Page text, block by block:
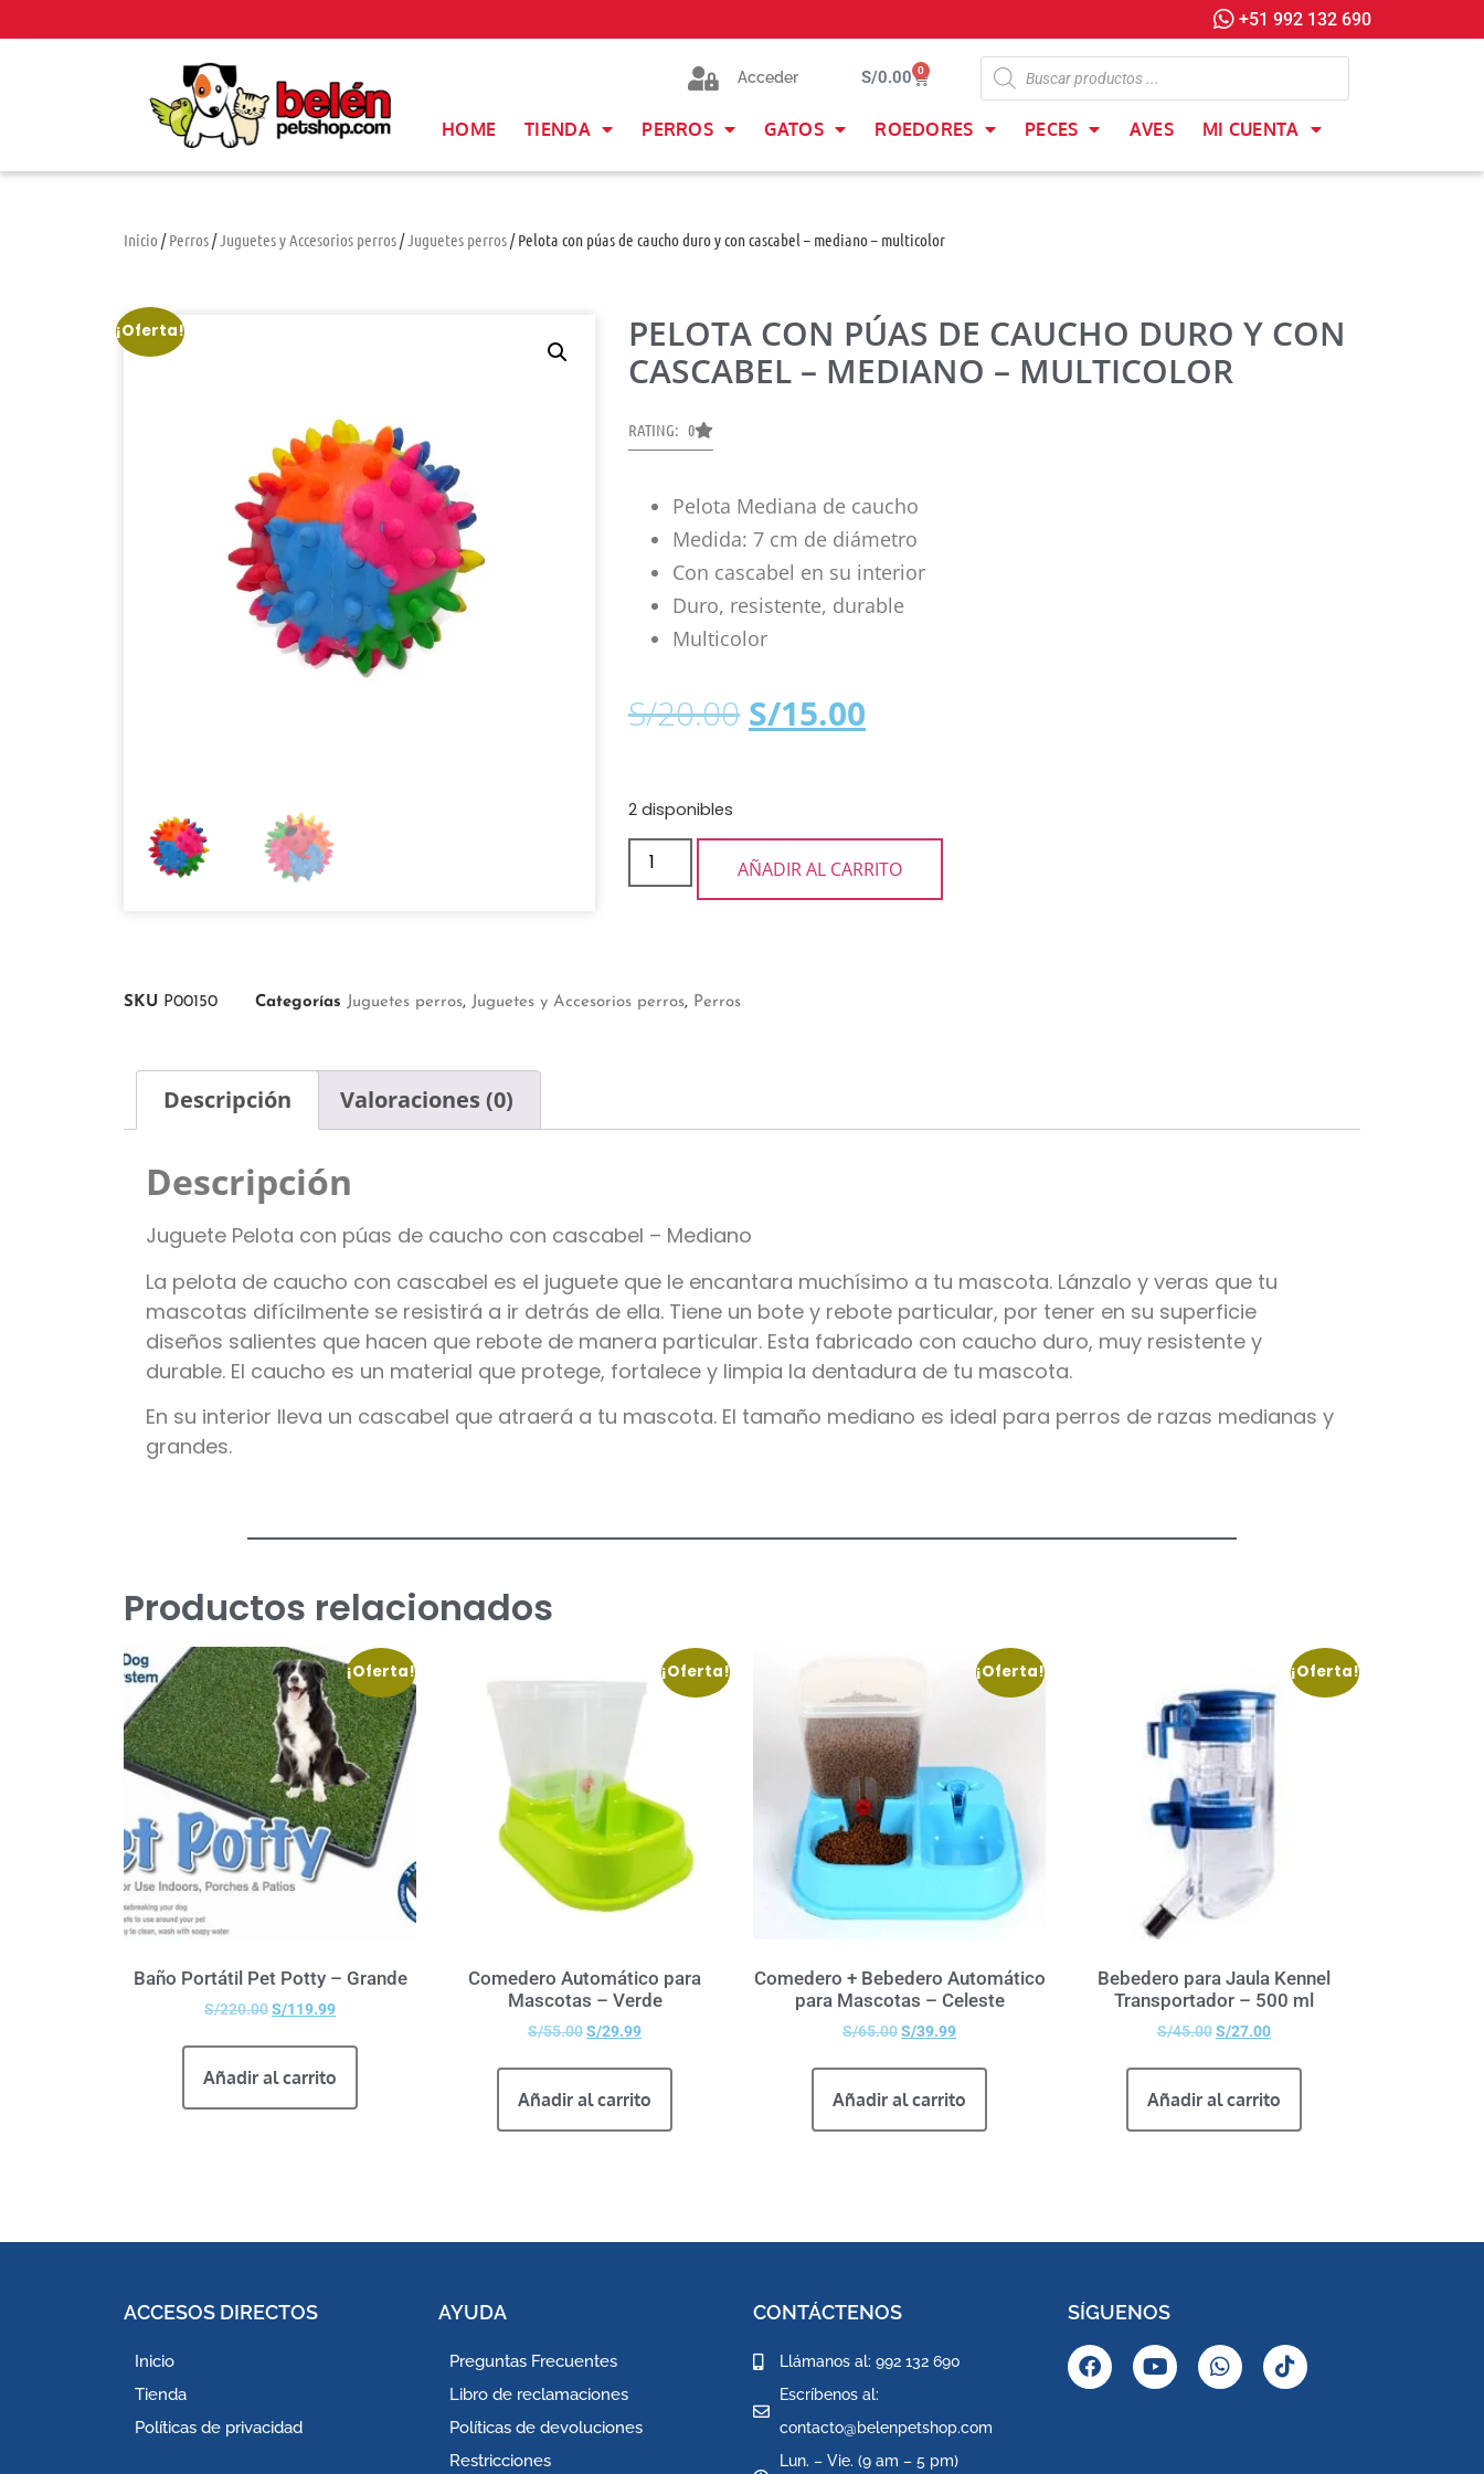
+51 992 132 690
Acceder S/0.00 0
HOME TIENDA PERROS GATOS ROEDORES PECES AVES MI CUENTA
Inicio /Perros/Juguetes y Accesorios perros/Juguetes perros/ Pelota con púas de caucho duro y con cascabel – mediano – multicolor
¡Oferta!
PELOTA CON PÚAS DE CAUCHO DURO Y CON
CASCABEL – MEDIANO – MULTICOLOR
RATING: 0
Pelota Mediana de caucho
Medida: 7 cm de diámetro
Con cascabel en su interior
Duro, resistente, durable
Multicolor
S/20.00 S/15.00
2 disponibles
AÑADIR AL CARRITO
SKU P00150 Categorías Juguetes perros, Juguetes y Accesorios perros, Perros
Descripción Valoraciones (0)
Descripción
Juguete Pelota con púas de caucho con cascabel – Mediano
La pelota de caucho con cascabel es el juguete que le encantara muchísimo a tu mascota. Lánzalo y veras que tu
mascotas difícilmente se resistirá a ir detrás de ella. Tiene un bote y rebote particular, por tener en su superficie
diseños salientes que hacen que rebote de manera particular. Esta fabricado con caucho duro, muy resistente y
durable. El caucho es un material que protege, fortalece y limpia la dentadura de tu mascota.
En su interior lleva un cascabel que atraerá a tu mascota. El tamaño mediano es ideal para perros de razas medianas y
grandes.
Productos relacionados
¡Oferta!
Baño Portátil Pet Potty – Grande
S/220.00S/119.99
Añadir al carrito
¡Oferta!
Comedero Automático para
Mascotas – Verde
S/55.00S/29.99
Añadir al carrito
¡Oferta!
Comedero + Bebedero Automático
para Mascotas – Celeste
S/65.00S/39.99
Añadir al carrito
¡Oferta!
Bebedero para Jaula Kennel
Transportador – 500 ml
S/45.00S/27.00
Añadir al carrito
ACCESOS DIRECTOS
Inicio
Tienda
Políticas de privacidad
AYUDA
Preguntas Frecuentes
Libro de reclamaciones
Políticas de devoluciones
Restricciones
CONTÁCTENOS
Llámanos al: 992 132 690
Escríbenos al:
contacto@belenpetshop.com
Lun. – Vie. (9 am – 5 pm)
SÍGUENOS